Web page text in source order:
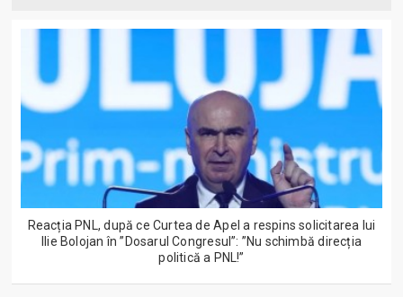
Reacția PNL, după ce Curtea de Apel a respins solicitarea lui
Ilie Bolojan în ”Dosarul Congresul”: ”Nu schimbă direcția
politică a PNL!”